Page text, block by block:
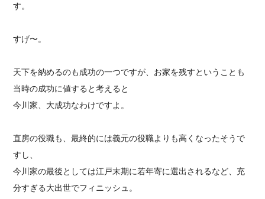
す。
すげ〜。
天下を納めるのも成功の一つですが、お家を残すということも
当時の成功に値すると考えると
今川家、大成功なわけですよ。
直房の役職も、最終的には義元の役職よりも高くなったそうで
すし、
今川家の最後としては江戸末期に若年寄に選出されるなど、充
分すぎる大出世でフィニッシュ。